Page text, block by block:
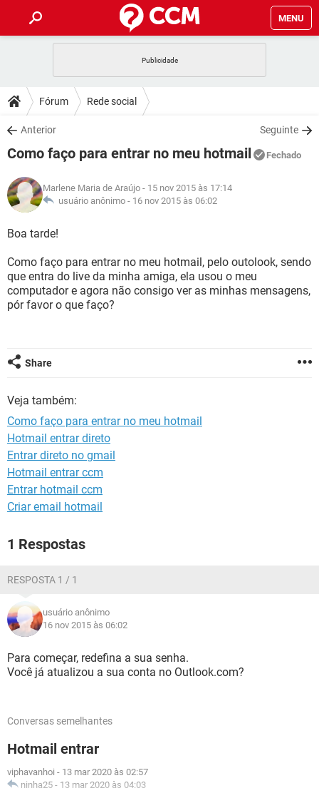
MENU
CELULAR
OUTLOOK
INSTAGRAM GMAIL
GUIA DE COMPRAS
DICAS
JOGOS
INSTAGRAM GMAIL
GUIA DE COMPRAS
DOWNLOADS
JOGOS WHATSAPP
CELULAR
OUTLOOK EXCEL
INSTAGRAM
JOGOS WHATSAPP
CELULAR
OUTLOOK
INSTAGRAM GMAIL
GUIA DE COMPRAS
GLOSSÁRIO
OUTLOOK EXCEL
INSTAGRAM
Fórum Rede social
Anterior Seguinte
Como faço para entrar no meu hotmail Fechado
Marlene Maria de Araújo - 15 nov 2015 às 17:14
usuário anônimo - 16 nov 2015 às 06:02
Boa tarde!
Como faço para entrar no meu hotmail, pelo outolook, sendo
que entra do live da minha amiga, ela usou o meu
computador e agora não consigo ver as minhas mensagens,
pór favor o que faço?
Share
Veja também:
Como faço para entrar no meu hotmail
Hotmail entrar direto
Entrar direto no gmail
Hotmail entrar ccm
Entrar hotmail ccm
Criar email hotmail
1 Respostas
RESPOSTA 1 / 1
usuário anônimo
16 nov 2015 às 06:02
Para começar, redefina a sua senha.
Você já atualizou a sua conta no Outlook.com?
Conversas semelhantes
Hotmail entrar
viphavanhoi - 13 mar 2020 às 02:57
ninha25 - 13 mar 2020 às 04:03